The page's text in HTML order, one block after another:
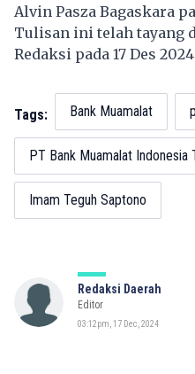
Alvin Pasza Bagaskara
Tulisan ini telah tayang
Redaksi pada 17 Des 2024
Tags: Bank Muamalat
PT Bank Muamalat Indonesia
Imam Teguh Saptono
Redaksi Daerah
Editor
03:12pm, 17 Dec, 2024